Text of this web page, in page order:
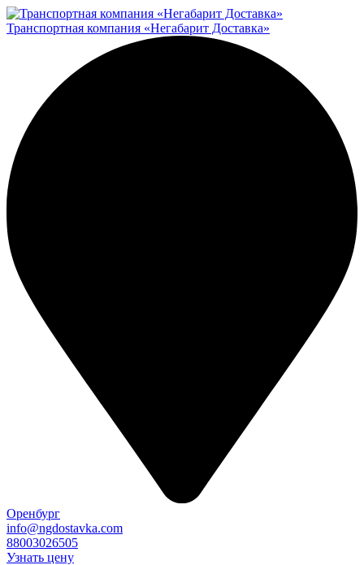
Транспортная компания «Негабарит Доставка»
Оренбург
info@ngdostavka.com
88003026505
Узнать цену